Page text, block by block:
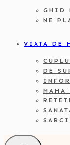
GHID
NE
VIATA DE
CUPLU
DE